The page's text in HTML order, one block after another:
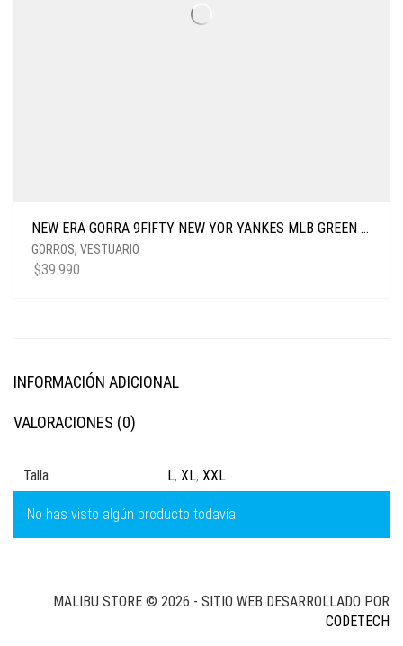
NEW ERA GORRA 9FIFTY NEW YOR YANKES MLB GREEN MED
GORROS, VESTUARIO
$39.990
INFORMACIÓN ADICIONAL
VALORACIONES (0)
Talla L, XL, XXL
No has visto algún producto todavía.
MALIBU STORE © 2026 - SITIO WEB DESARROLLADO POR
CODETECH